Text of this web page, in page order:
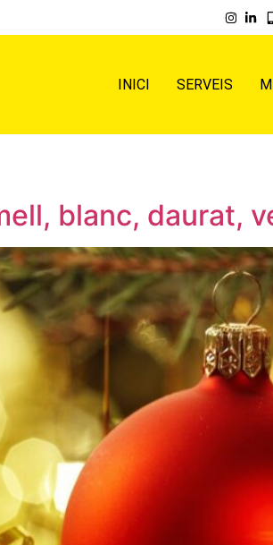
INICI SERVEIS
blanc, daurat,